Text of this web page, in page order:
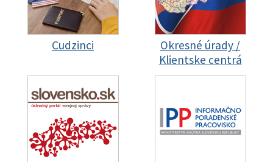
Cudzinci
Okresné úrady /
Klientske centrá